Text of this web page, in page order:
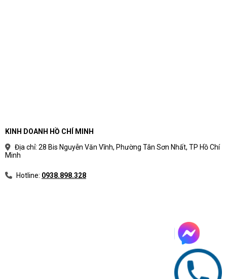
KINH DOANH HỒ CHÍ MINH
Địa chỉ: 28 Bis Nguyễn Văn Vĩnh, Phường Tân Sơn Nhất, TP Hồ Chí
Minh
Hotline: 0938.898.328